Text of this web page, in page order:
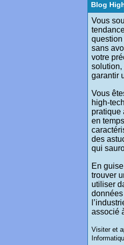
Blog
Vous
question
sans
votre
solution,
garantir
Vous
high-
pratique
en
des
qui
En
trouver
utiliser
associé
Visiter et